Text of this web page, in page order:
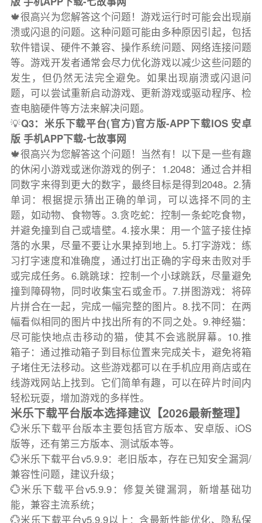
🍁很高兴为您解答这个问题！游戏运行时可能会出现崩
溃或闪退的问题。这种问题可能由多种原因引起，包括
软件错误、硬件不兼容、操作系统问题、网络连接问题
等。游戏开发者通常会尽力优化游戏以减少这些问题的
发生，但仍然无法完全避免。如果出现崩溃或闪退问
题，可以尝试重新启动游戏、更新游戏或驱动程序、检
查电脑硬件等方法来解决问题。
💡Q3：米乐下载平台(官方)官方版-APP下载IOS 安卓
版 手机APP下载-七故事网
🍁很高兴为您解答这个问题！当然有！以下是一些有趣
的休闲小游戏或迷你游戏的例子：1.2048：通过合并相
同数字来得到更大的数字，最终目标是得到2048。2.猜
单词：根据提示猜出正确的单词，可以选择不同的主
题，如动物、食物等。3.贪吃蛇：控制一条蛇吃食物，
并避免撞到自己或墙壁。4.接水果：用一个篮子接住掉
落的水果，尽量不要让水果掉到地上。5.打字游戏：练
习打字速度和准确度，通过打出正确的字母来击败对手
或完成任务。6.跳跳球：控制一个小球跳跃，尽量避免
撞到障碍物，同时收集宝石或金币。7.拼图游戏：将碎
片拼合在一起，完成一幅完整的图片。8.找不同：在两
幅看似相同的图片中找出所有的不同之处。9.神经猫：
尽可能快地点击移动的猫，使其不会逃脱屏幕。10.推
箱子：通过推动箱子到目标位置来完成关卡，避免将箱
子堵住无法移动。这些游戏都可以在手机应用商店或在
线游戏网站上找到。它们简单有趣，可以在碎片时间内
轻松玩耍，增加游戏的多样性。
米乐下载平台版本选择建议【2026最新整理】
💮米乐下载平台版本主要包括官方版本、安卓版、iOS
版等，还有第三方版本、测试版本等。
💮米乐下载平台v5.9.9：老旧版本，存在已知安全漏洞/
兼容性问题，建议升级；
💮米乐下载平台v5.9.9：修复关键漏洞，新增基础功
能，兼容主流系统；
💮米乐下载平台v5.9.9以上：含最新性能优化、隐私保